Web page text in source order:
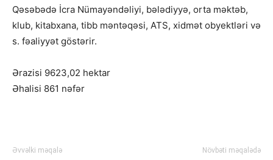
Qəsəbədə İcra Nümayəndəliyi, bələdiyyə, orta məktəb,
klub, kitabxana, tibb məntəqəsi, ATS, xidmət obyektləri və
s. fəaliyyət göstərir.
Ərazisi 9623,02 hektar
Əhalisi 861 nəfər
Əvvəlki məqalə Növbəti məqalədə